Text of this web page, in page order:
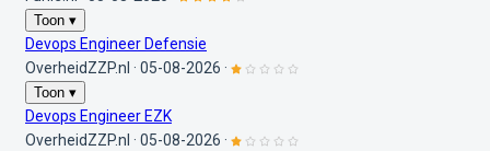
Toon ▾
Devops Engineer Defensie
OverheidZZP.nl · 05-08-2026 ·
Toon ▾
Devops Engineer EZK
OverheidZZP.nl · 05-08-2026 ·